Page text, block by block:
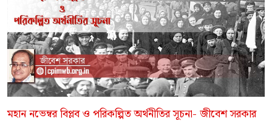
মহান নভেম্বর বিপ্লব ও পরিকল্পিত অর্থনীতির সূচনা- জীবেশ সরকার